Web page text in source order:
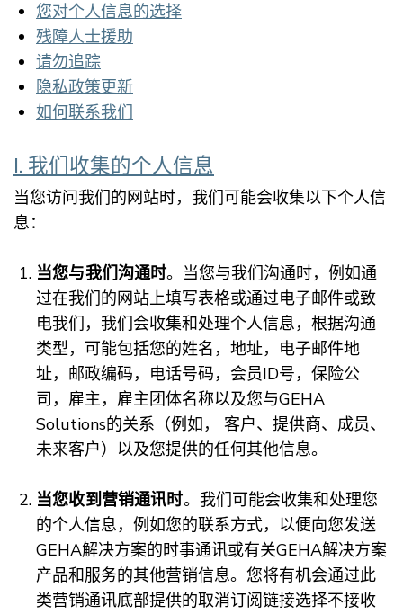
您对个人信息的选择
残障人士援助
请勿追踪
隐私政策更新
如何联系我们
I. 我们收集的个人信息
当您访问我们的网站时，我们可能会收集以下个人信
息：
当您与我们沟通时。当您与我们沟通时，例如通
过在我们的网站上填写表格或通过电子邮件或致
电我们，我们会收集和处理个人信息，根据沟通
类型，可能包括您的姓名，地址，电子邮件地
址，邮政编码，电话号码，会员ID号，保险公
司，雇主，雇主团体名称以及您与GEHA
Solutions的关系（例如， 客户、提供商、成员、
未来客户）以及您提供的任何其他信息。
当您收到营销通讯时。我们可能会收集和处理您
的个人信息，例如您的联系方式，以便向您发送
GEHA解决方案的时事通讯或有关GEHA解决方案
产品和服务的其他营销信息。您将有机会通过此
类营销通讯底部提供的取消订阅链接选择不接收